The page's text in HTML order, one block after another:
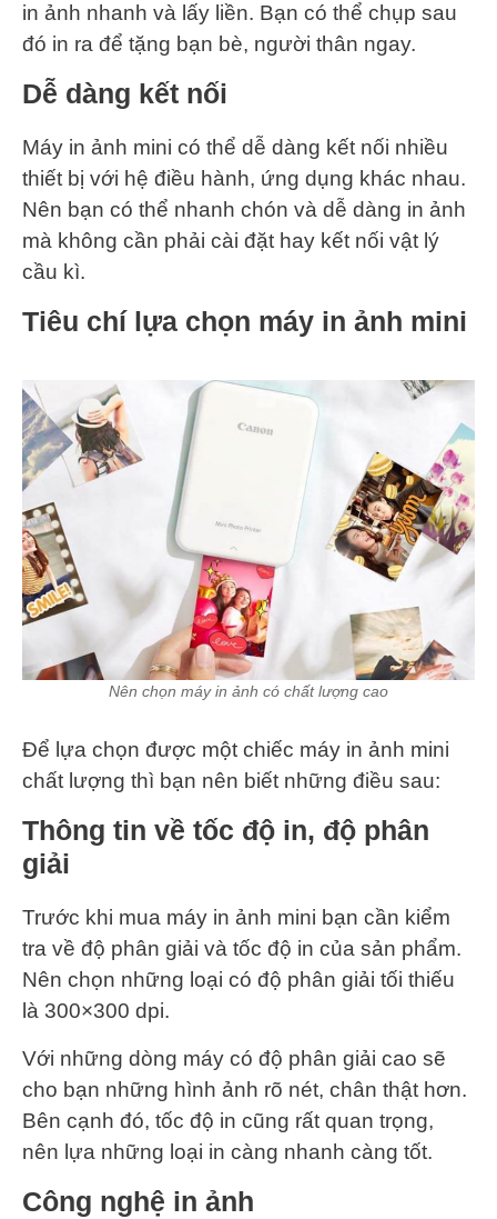
in ảnh nhanh và lấy liền. Bạn có thể chụp sau
đó in ra để tặng bạn bè, người thân ngay.
Dễ dàng kết nối
Máy in ảnh mini có thể dễ dàng kết nối nhiều
thiết bị với hệ điều hành, ứng dụng khác nhau.
Nên bạn có thể nhanh chón và dễ dàng in ảnh
mà không cần phải cài đặt hay kết nối vật lý
cầu kì.
Tiêu chí lựa chọn máy in ảnh mini
Nên chọn máy in ảnh có chất lượng cao
Để lựa chọn được một chiếc máy in ảnh mini
chất lượng thì bạn nên biết những điều sau:
Thông tin về tốc độ in, độ phân
giải
Trước khi mua máy in ảnh mini bạn cần kiểm
tra về độ phân giải và tốc độ in của sản phẩm.
Nên chọn những loại có độ phân giải tối thiếu
là 300×300 dpi.
Với những dòng máy có độ phân giải cao sẽ
cho bạn những hình ảnh rõ nét, chân thật hơn.
Bên cạnh đó, tốc độ in cũng rất quan trọng,
nên lựa những loại in càng nhanh càng tốt.
Công nghệ in ảnh